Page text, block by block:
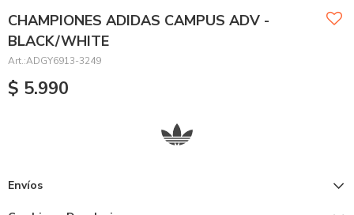
CHAMPIONES ADIDAS CAMPUS ADV -
BLACK/WHITE
ADGY6913-3249
$ 5.990
Envíos